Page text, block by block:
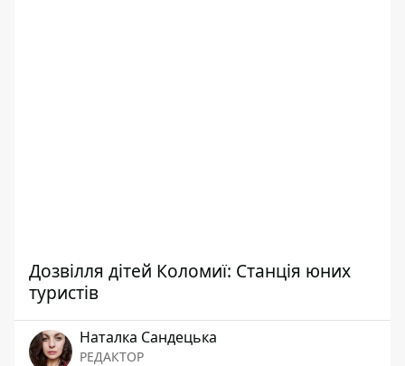
Дозвілля дітей Коломиї: Станція юних
туристів
Наталка Сандецька
РЕДАКТОР